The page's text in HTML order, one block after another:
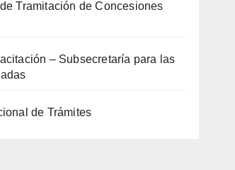
Tramitación de Concesiones
– Subsecretaría para las
de Trámites